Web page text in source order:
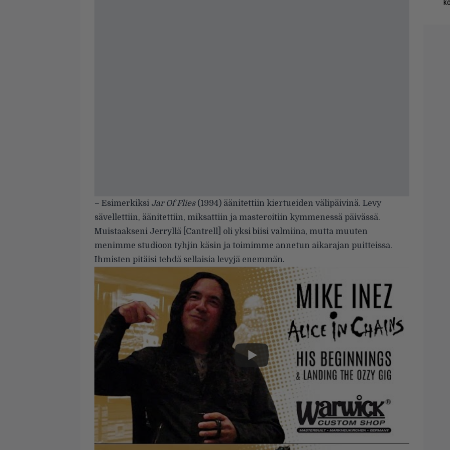
– Esimerkiksi Jar Of Flies(1994) äänitettiin kiertueiden välipäivinä. Levy
sävellettiin, äänitettiin, miksattiin ja masteroitiin kymmenessä päivässä.
Muistaakseni Jerryllä [Cantrell] oli yksi biisi valmiina, mutta muuten
menimme studioon tyhjin käsin ja toimimme annetun aikarajan puitteissa.
Ihmisten pitäisi tehdä sellaisia levyjä enemmän.